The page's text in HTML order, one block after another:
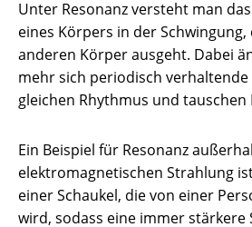
Unter Resonanz versteht man
eines Körpers in der
anderen Körper ausgeht. Dabei
mehr sich periodisch verhaltende
gleichen Rhythmus und tauschen
Ein Beispiel für Resonanz
elektromagnetischen Strahlung
einer Schaukel, die von einer
wird, sodass eine immer stärkere